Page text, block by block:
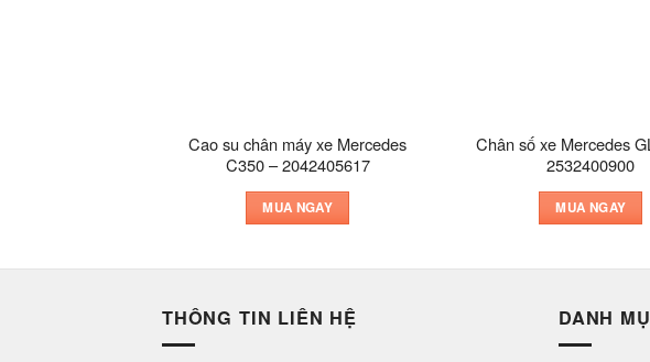
Cao su chân máy xe Mercedes
C350 – 2042405617
MUA NGAY
Chân số xe Mercedes
2532400900
MUA NGAY
THÔNG TIN LIÊN HỆ DANH